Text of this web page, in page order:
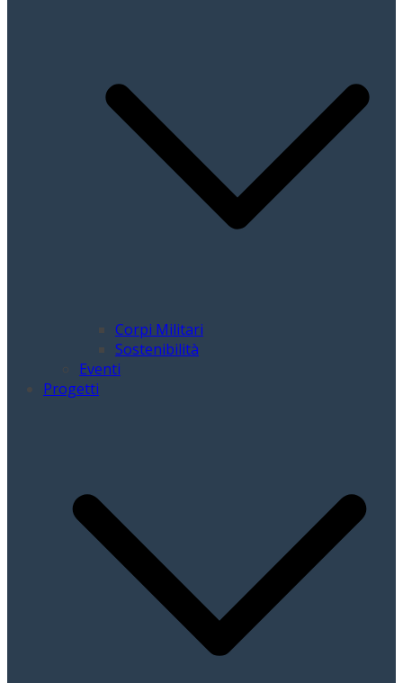
Corpi Militari
Sostenibilità
Eventi
Progetti